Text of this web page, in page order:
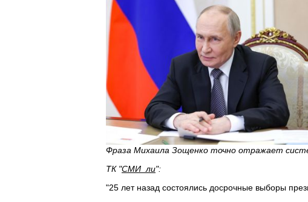
Фраза Михаила Зощенко точно отражает
ТК "СМИ_ли":
"25 лет назад состоялись досрочные выборы